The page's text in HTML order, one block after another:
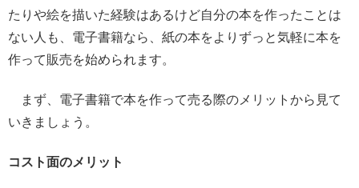
たりや絵を描いた経験はあるけど自分の本を作ったことは
ない人も、電子書籍なら、紙の本をよりずっと気軽に本を
作って販売を始められます。
まず、電子書籍で本を作って売る際のメリットから見て
いきましょう。
コスト面のメリット